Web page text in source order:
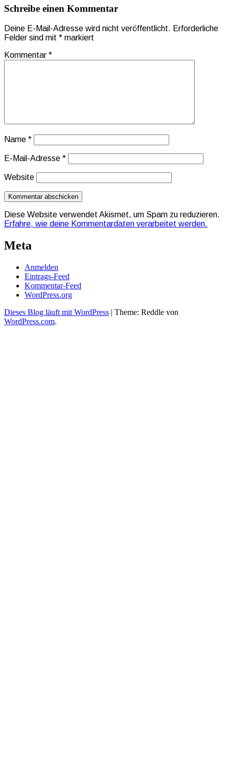
Schreibe einen Kommentar
Deine E-Mail-Adresse wird nicht veröffentlicht. Erforderliche
Felder sind mit * markiert
Kommentar *
Name *
E-Mail-Adresse *
Website
Diese Website verwendet Akismet, um Spam zu reduzieren.
Erfahre, wie deine Kommentardaten verarbeitet werden.
Meta
Anmelden
Eintrags-Feed
Kommentar-Feed
WordPress.org
Dieses Blog läuft mit WordPress | Theme: Reddle von
WordPress.com.